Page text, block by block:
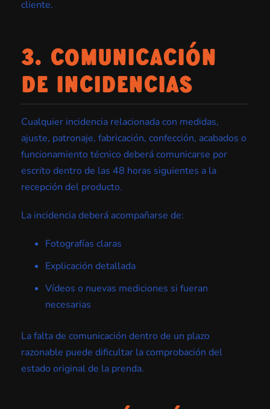
cliente.
3. COMUNICACIÓN
DE INCIDENCIAS
Cualquier incidencia relacionada con medidas,
ajuste, patronaje, fabricación, confección, acabados o
funcionamiento técnico deberá comunicarse por
escrito dentro de las 48 horas siguientes a la
recepción del producto.
La incidencia deberá acompañarse de:
Fotografías claras
Explicación detallada
Vídeos o nuevas mediciones si fueran
necesarias
La falta de comunicación dentro de un plazo
razonable puede dificultar la comprobación del
estado original de la prenda.